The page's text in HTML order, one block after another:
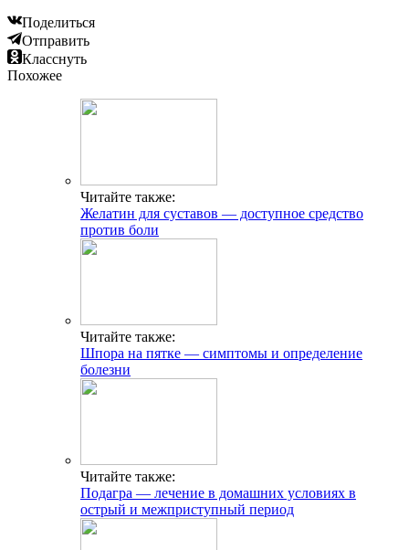
Поделиться
Отправить
Класснуть
Похожее
Читайте также:
Желатин для суставов — доступное средство
против боли
Читайте также:
Шпора на пятке — симптомы и определение
болезни
Читайте также:
Подагра — лечение в домашних условиях в
острый и межприступный период